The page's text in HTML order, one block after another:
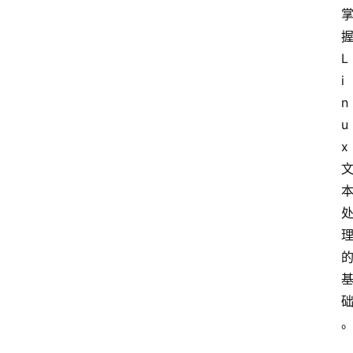
掌
握
L
i
n
u
x
文
本
处
理
的
基
础
。